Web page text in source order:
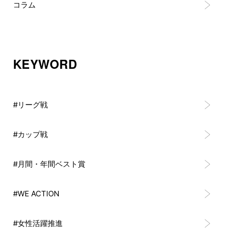
コラム
KEYWORD
#リーグ戦
#カップ戦
#月間・年間ベスト賞
#WE ACTION
#女性活躍推進